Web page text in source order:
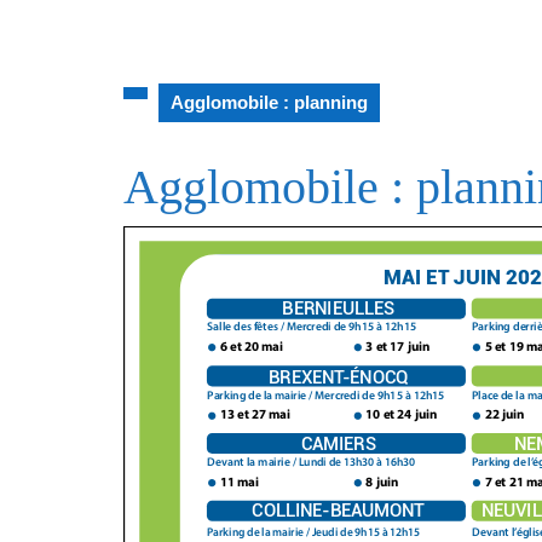
Agglomobile : planning
Agglomobile :